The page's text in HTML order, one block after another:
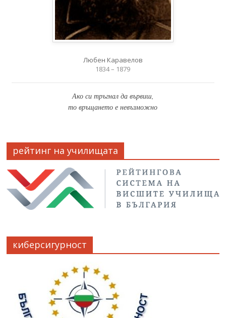
Любен Каравелов
1834 – 1879
Ако си тръгнал да вървиш,
то връщането е невъзможно
рейтинг на училищата
киберсигурност